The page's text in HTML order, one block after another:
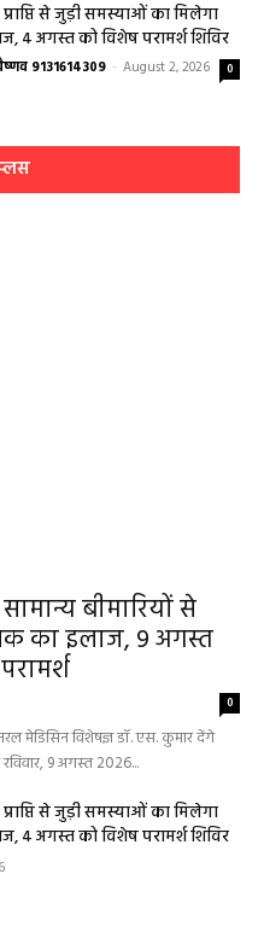
से जुड़ी समस्याओं का मिलेगा
4 अगस्त को विशेष परामर्श शिविर
9131614309 - August 2, 2026 0
बीमारियों से
का इलाज, 9 अगस्त
0
मेडिसिन विशेषज्ञ डॉ. एस. कुमार देंगे
9 अगस्त 2026...
से जुड़ी समस्याओं का मिलेगा
4 अगस्त को विशेष परामर्श शिविर